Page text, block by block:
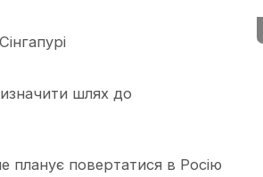
шлях до
планує повертатися в Росію